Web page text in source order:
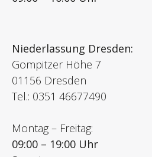
Niederlassung Dresden:
Gompitzer Höhe 7
01156 Dresden
Tel.: 0351 46677490
Montag – Freitag:
09:00 – 19:00 Uhr